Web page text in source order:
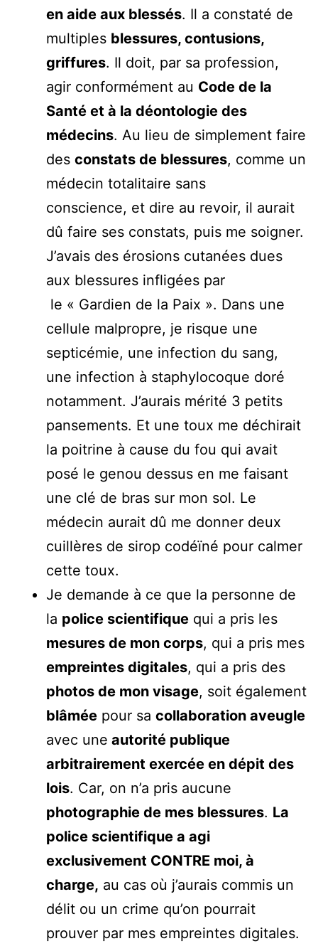
en aide aux blessés. Il a constaté de
multiples blessures, contusions,
griffures. Il doit, par sa profession,
agir conformément au Code de la
Santé et à la déontologie des
médecins. Au lieu de simplement faire
des constats de blessures, comme un
médecin totalitaire sans
conscience, et dire au revoir, il aurait
dû faire ses constats, puis me soigner.
J’avais des érosions cutanées dues
aux blessures infligées par
le « Gardien de la Paix ». Dans une
cellule malpropre, je risque une
septicémie, une infection du sang,
une infection à staphylocoque doré
notamment. J’aurais mérité 3 petits
pansements. Et une toux me déchirait
la poitrine à cause du fou qui avait
posé le genou dessus en me faisant
une clé de bras sur mon sol. Le
médecin aurait dû me donner deux
cuillères de sirop codéïné pour calmer
cette toux.
Je demande à ce que la personne de
la police scientifique qui a pris les
mesures de mon corps, qui a pris mes
empreintes digitales, qui a pris des
photos de mon visage, soit également
blâmée pour sa collaboration aveugle
avec une autorité publique
arbitrairement exercée en dépit des
lois. Car, on n’a pris aucune
photographie de mes blessures. La
police scientifique a agi
exclusivement CONTRE moi, à
charge, au cas où j’aurais commis un
délit ou un crime qu’on pourrait
prouver par mes empreintes digitales.